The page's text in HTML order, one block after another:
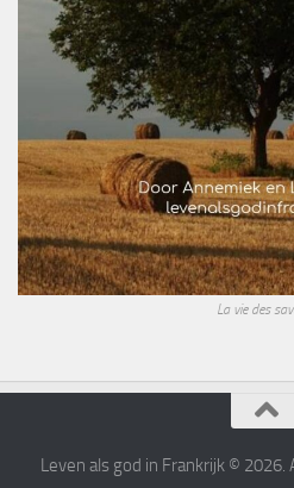
La vie des
Leven als god in Frankrijk ©